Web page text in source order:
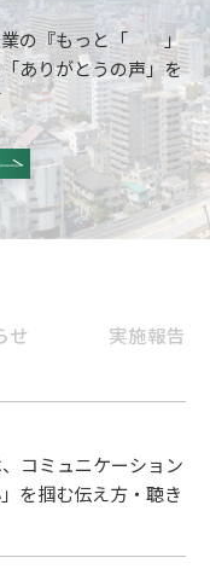
業の『もっと「 」
ありがとうの声」を
せ 実施報告
コミュニケーション
を掴む伝え方・聴き